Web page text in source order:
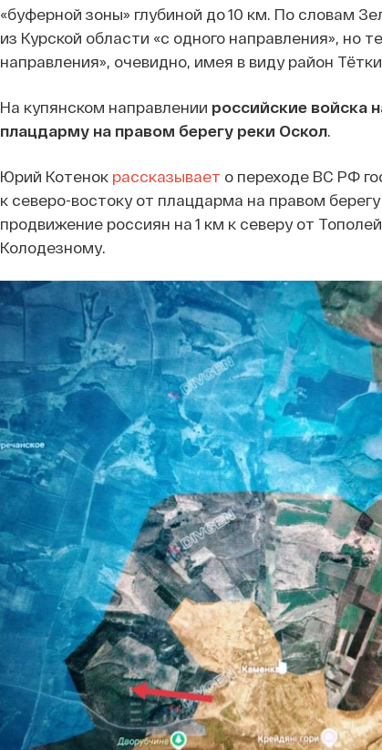
«буферной зоны» глубиной до 10 км. По словам
из Курской области «с одного направления», но
направления», очевидно, имея в виду район
На купянском направлении российские войска
плацдарму на правом берегу реки Оскол.
Юрий Котенок рассказывает о переходе ВС РФ
к северо-востоку от плацдарма на правом
продвижение россиян на 1 км к северу от
Колодезному.